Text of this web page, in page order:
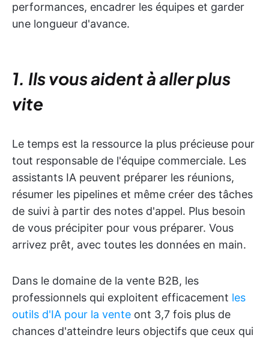
performances, encadrer les équipes et garder
une longueur d'avance.
1. Ils vous aident à aller plus
vite
Le temps est la ressource la plus précieuse pour
tout responsable de l'équipe commerciale. Les
assistants IA peuvent préparer les réunions,
résumer les pipelines et même créer des tâches
de suivi à partir des notes d'appel. Plus besoin
de vous précipiter pour vous préparer. Vous
arrivez prêt, avec toutes les données en main.
Dans le domaine de la vente B2B, les
professionnels qui exploitent efficacement les
outils d'IA pour la vente ont 3,7 fois plus de
chances d'atteindre leurs objectifs que ceux qui